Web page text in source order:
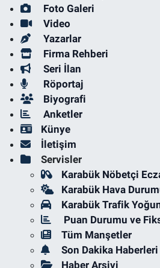
Foto Galeri
Video
Yazarlar
Firma Rehberi
Seri İlan
Röportaj
Biyografi
Anketler
Künye
İletişim
Servisler
Karabük Nöbetçi
Karabük Hava
Karabük Trafik
Puan Durumu ve
Tüm Manşetler
Son Dakika Haberleri
Haber Arşivi